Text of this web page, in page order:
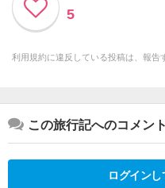
5
利用規約に違反している投稿は、報告
この旅行記へのコメント
ログインし